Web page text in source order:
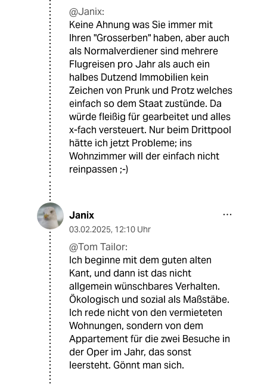
@Janix:
Keine Ahnung was Sie immer mit
Ihren "Grosserben" haben, aber auch
als Normalverdiener sind mehrere
Flugreisen pro Jahr als auch ein
halbes Dutzend Immobilien kein
Zeichen von Prunk und Protz welches
einfach so dem Staat zustünde. Da
würde fleißig für gearbeitet und alles
x-fach versteuert. Nur beim Drittpool
hätte ich jetzt Probleme; ins
Wohnzimmer will der einfach nicht
reinpassen ;-)
Janix
03.02.2025, 12:10 Uhr
@Tom Tailor:
Ich beginne mit dem guten alten
Kant, und dann ist das nicht
allgemein wünschbares Verhalten.
Ökologisch und sozial als Maßstäbe.
Ich rede nicht von den vermieteten
Wohnungen, sondern von dem
Appartement für die zwei Besuche in
der Oper im Jahr, das sonst
leersteht. Gönnt man sich.